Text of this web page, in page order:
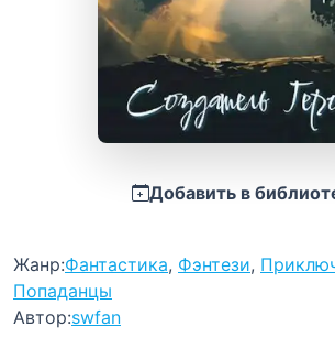
Добавить в
Жанр:Фантастика, Фэнтези,
Попаданцы
Автор:swfan